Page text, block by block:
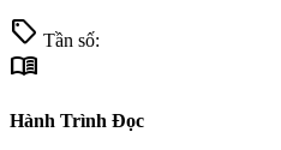
sell Tần số:
menu_book
Hành Trình Đọc